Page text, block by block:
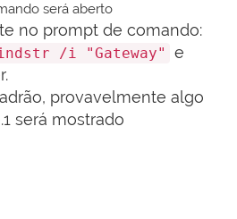
será aberto
no prompt de comando:
/i "Gateway"
e
provavelmente algo
será mostrado